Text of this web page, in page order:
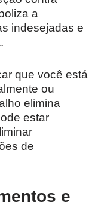
a
indesejadas e
que você está
ou
elimina
estar
de
e